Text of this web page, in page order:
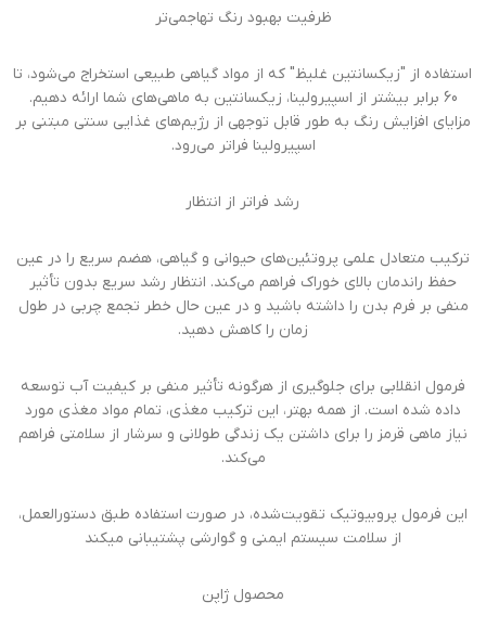
ظرفیت بهبود رنگ تهاجمی‌تر
استفاده از "زیکسانتین غلیظ" که از مواد گیاهی طبیعی استخراج می‌شود، تا
60 برابر بیشتر از اسپیرولینا، زیکسانتین به ماهی‌های شما ارائه دهیم.
مزایای افزایش رنگ به طور قابل توجهی از رژیم‌های غذایی سنتی مبتنی بر
اسپیرولینا فراتر می‌رود.
رشد فراتر از انتظار
ترکیب متعادل علمی پروتئین‌های حیوانی و گیاهی، هضم سریع را در عین
حفظ راندمان بالای خوراک فراهم می‌کند. انتظار رشد سریع بدون تأثیر
منفی بر فرم بدن را داشته باشید و در عین حال خطر تجمع چربی در طول
زمان را کاهش دهید.
فرمول انقلابی برای جلوگیری از هرگونه تأثیر منفی بر کیفیت آب توسعه
داده شده است. از همه بهتر، این ترکیب مغذی، تمام مواد مغذی مورد
نیاز ماهی قرمز را برای داشتن یک زندگی طولانی و سرشار از سلامتی فراهم
می‌کند.
این فرمول پروبیوتیک تقویت‌شده، در صورت استفاده طبق دستورالعمل،
از سلامت سیستم ایمنی و گوارشی پشتیبانی میکند
محصول ژاپن